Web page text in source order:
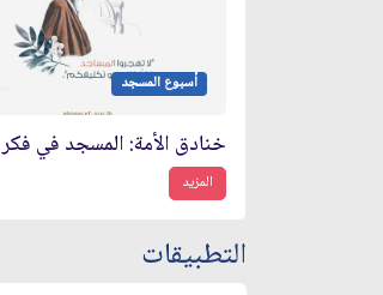
أسبوع المسجد
المزيد
التطبيقات